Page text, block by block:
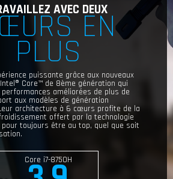
AVEC DEUX
EN
PLUS
puissante grâce aux nouveaux
Core™ de 8ème génération qui
améliorées de plus de
aux modèles de génération
architecture à 6 cœurs profite de la
offert par la technologie
pour toujours être au top, quel que soit
Core i7-8750H